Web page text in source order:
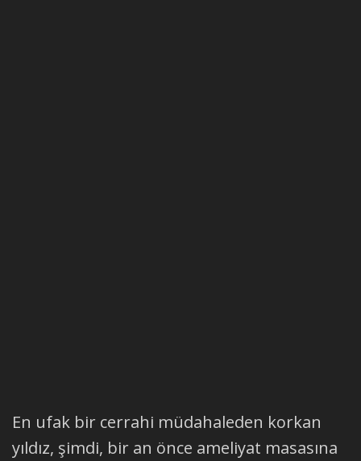
En ufak bir cerrahi müdahaleden korkan
yıldız, şimdi, bir an önce ameliyat masasına